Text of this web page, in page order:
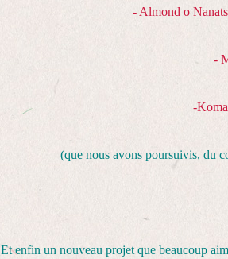
- Almond o
-
-
(que nous avons poursuivis, du
Et enfin un nouveau projet que beaucoup